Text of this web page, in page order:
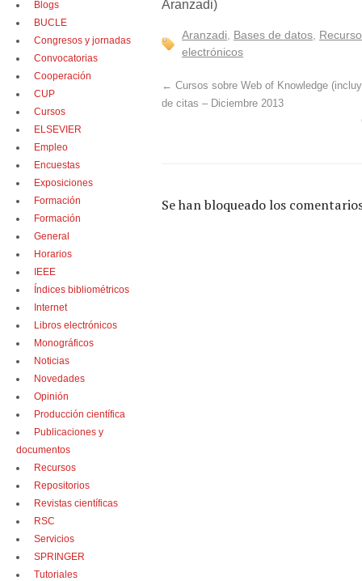
Aranzadi)
Aranzadi Bases de datos
electrónicos
← Cursos sobre Web of Knowledge
de citas – Diciembre 2013
Se han bloqueado los
Blogs
BUCLE
Congresos y jornadas
Convocatorias
Cooperación
CUP
Cursos
ELSEVIER
Empleo
Encuestas
Exposiciones
Formación
Formación
General
Horarios
IEEE
Índices bibliométricos
Internet
Libros electrónicos
Monográficos
Noticias
Novedades
Opinión
Producción científica
Publicaciones y
documentos
Recursos
Repositorios
Revistas científicas
RSC
Servicios
SPRINGER
Tutoriales